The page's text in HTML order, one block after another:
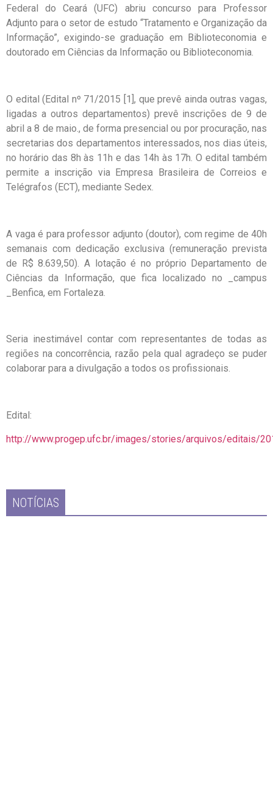
Federal do Ceará (UFC) abriu concurso para Professor
Adjunto para o setor de estudo “Tratamento e Organização da
Informação”, exigindo-se graduação em Biblioteconomia e
doutorado em Ciências da Informação ou Biblioteconomia.
O edital (Edital nº 71/2015 [1], que prevê ainda outras vagas,
ligadas a outros departamentos) prevê inscrições de 9 de
abril a 8 de maio., de forma presencial ou por procuração, nas
secretarias dos departamentos interessados, nos dias úteis,
no horário das 8h às 11h e das 14h às 17h. O edital também
permite a inscrição via Empresa Brasileira de Correios e
Telégrafos (ECT), mediante Sedex.
A vaga é para professor adjunto (doutor), com regime de 40h
semanais com dedicação exclusiva (remuneração prevista
de R$ 8.639,50). A lotação é no próprio Departamento de
Ciências da Informação, que fica localizado no _campus
_Benfica, em Fortaleza.
Seria inestimável contar com representantes de todas as
regiões na concorrência, razão pela qual agradeço se puder
colaborar para a divulgação a todos os profissionais.
Edital:
http://www.progep.ufc.br/images/stories/arquivos/editais/
NOTÍCIAS